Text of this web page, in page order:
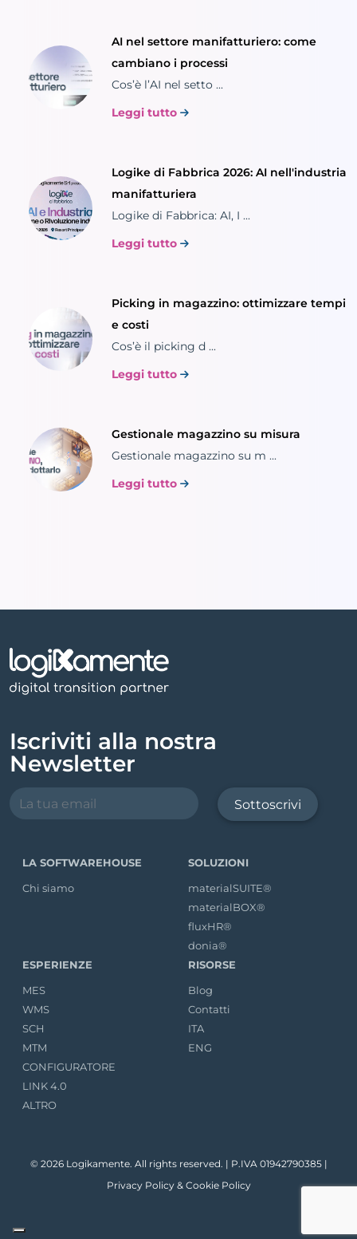
AI nel settore manifatturiero: come
cambiano i processi
Cos’è l’AI nel setto ...
Leggi tutto
Logike di Fabbrica 2026: AI nell'industria
manifatturiera
Logike di Fabbrica: AI, I ...
Leggi tutto
Picking in magazzino: ottimizzare tempi
e costi
Cos’è il picking d ...
Leggi tutto
Gestionale magazzino su misura
Gestionale magazzino su m ...
Leggi tutto
Iscriviti alla nostra
Newsletter
Sottoscrivi
LA SOFTWAREHOUSE
Chi siamo
SOLUZIONI
materialSUITE®
materialBOX®
fluxHR®
donia®
ESPERIENZE
MES
WMS
SCH
MTM
CONFIGURATORE
LINK 4.0
ALTRO
RISORSE
Blog
Contatti
ITA
ENG
© 2026 Logikamente. All rights reserved. | P.IVA 01942790385 |
Privacy Policy& Cookie Policy